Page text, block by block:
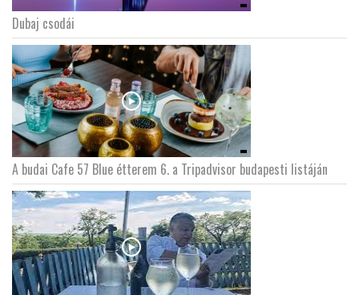
Dubaj csodái
A budai Cafe 57 Blue étterem 6. a Tripadvisor budapesti listáján